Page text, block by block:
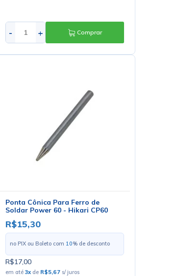
- + Comprar
Ponta Cônica Para Ferro de
Soldar Power 60 - Hikari CP60
R$15,30
no PIX ou Boleto com 10% de desconto
R$17,00
em até3x de R$5,67 s/ juros